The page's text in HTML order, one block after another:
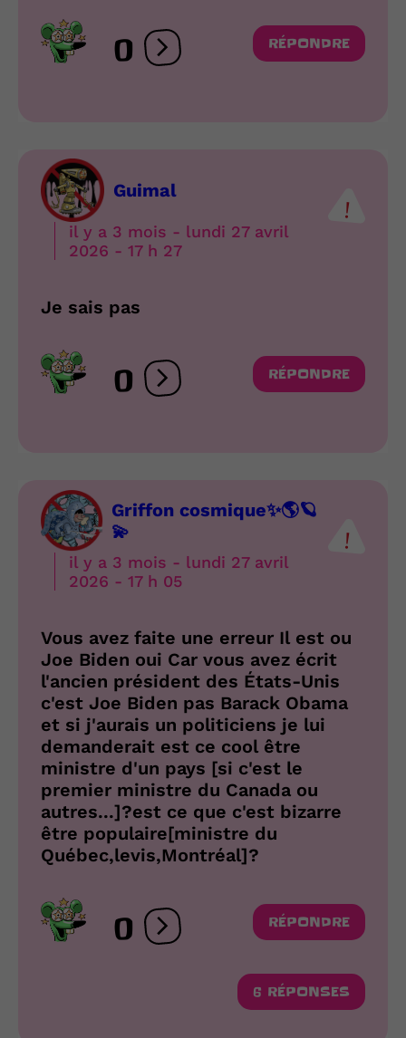
0 Ouvrir les réactions
RÉPONDRE
Guimal
il y a 3 mois - lundi 27 avril
2026 - 17 h 27
Je sais pas
0 Ouvrir les réactions
RÉPONDRE
Griffon cosmique✨🌎🪐
💫
il y a 3 mois - lundi 27 avril
2026 - 17 h 05
Vous avez faite une erreur Il est ou
Joe Biden oui Car vous avez écrit
l'ancien président des États-Unis
c'est Joe Biden pas Barack Obama
et si j'aurais un politiciens je lui
demanderait est ce cool être
ministre d'un pays [si c'est le
premier ministre du Canada ou
autres...]?est ce que c'est bizarre
être populaire[ministre du
Québec,levis,Montréal]?
0 Ouvrir les réactions
RÉPONDRE
6 RÉPONSES